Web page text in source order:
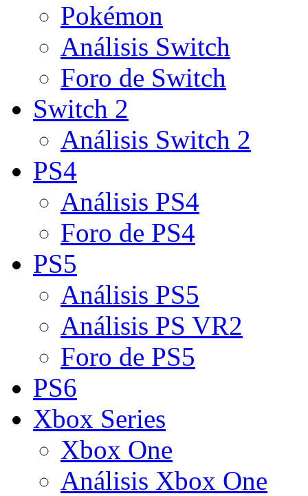
Pokémon
Análisis Switch
Foro de Switch
Switch 2
Análisis Switch 2
PS4
Análisis PS4
Foro de PS4
PS5
Análisis PS5
Análisis PS VR2
Foro de PS5
PS6
Xbox Series
Xbox One
Análisis Xbox One